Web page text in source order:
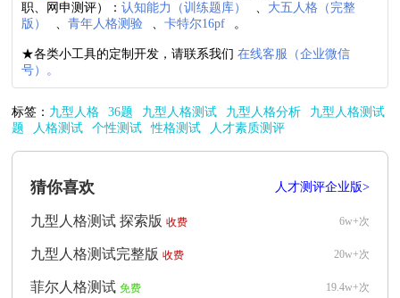
职、网申测评）：认知能力（训练题库） 、 大五人格（完整
版）
、青年人格测验 、卡特尔16pf 。
★各类小工具的定制开发，请联系我们在线客服（企业微信
号）。
标签： 九型人格 36题 九型人格测试 九型人格分析
九型人格测试
题
人格测试 个性测试 性格测试 人才素质测评
人才测评企业版>
猜你喜欢
6w+次
九型人格测试 探索版 收费
20w+次
九型人格测试完整版 收费
19.4w+次
菲尔人格测试 免费